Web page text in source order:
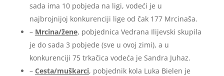
sada ima 10 pobjeda na ligi, vodeći je u
najbrojnijoj konkurenciji lige od čak 177 Mrcinaša.
– Mrcina/žene, pobjednica Vedrana Ilijevski skupila
je do sada 3 pobjede (sve u ovoj zimi), a u
konkurenciji 75 trkačica vodeća je Sandra Juhaz.
– Cesta/muškarci, pobjednik kola Luka Bielen je